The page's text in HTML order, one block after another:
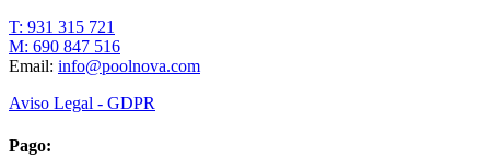
T: 931 315 721
M: 690 847 516
Email: info@poolnova.com
Aviso Legal - GDPR
Pago: